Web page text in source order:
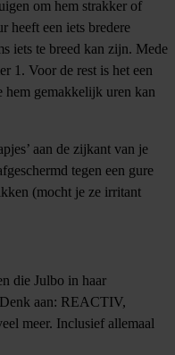
om hem strakker of
heeft een iets bredere
iets te breed kan zijn. Mede
1. Voor de rest is het een
hem gemakkelijk uren kan
aan de zijkant van je
tegen een gure
(mocht je ze irritant
die Julbo in haar
aan: REACTIV,
meer. Inclusief allemaal